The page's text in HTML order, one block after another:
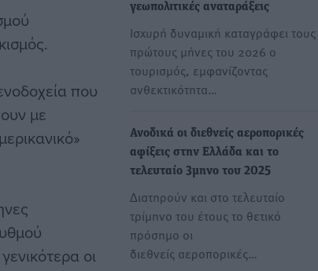
που
με
οι
γεωπολιτικές αναταράξεις
Ισχυρή δυναμική καταγράφει τους
πρώτους μήνες του 2026 ο
τουρισμός, εμφανίζοντας
ανθεκτικότητα…
Ανοδικά οι διεθνείς αεροπορικές
αφίξεις στην Ελλάδα και το
τελευταίο 3μηνο του 2025
Διατηρούν και στο τελευταίο
τρίμηνο του έτους το θετικό
πρόσημο οι
διεθνείς αεροπορικές…